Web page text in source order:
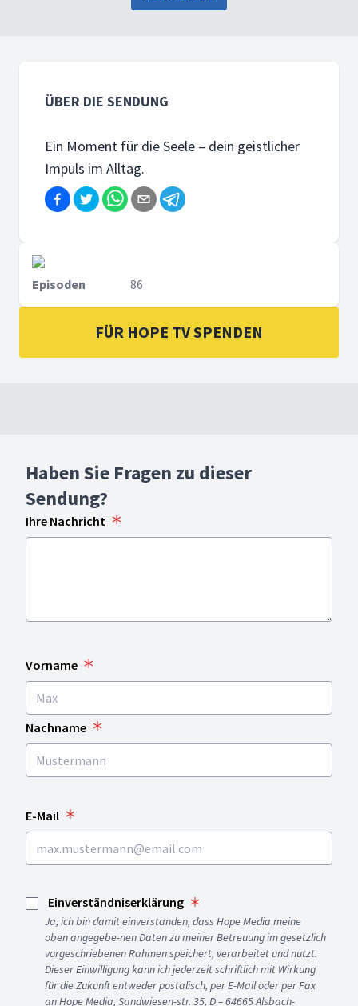
ÜBER DIE SENDUNG
Ein Moment für die Seele – dein geistlicher
Impuls im Alltag.
Episoden 86
FÜR HOPE TV SPENDEN
Haben Sie Fragen zu dieser
Sendung?
Ihre Nachricht
Vorname
Nachname
E-Mail
Einverständniserklärung
Ja, ich bin damit einverstanden, dass Hope Media meine
oben angegebe-nen Daten zu meiner Betreuung im gesetzlich
vorgeschriebenen Rahmen speichert, verarbeitet und nutzt.
Dieser Einwilligung kann ich jederzeit schriftlich mit Wirkung
für die Zukunft entweder postalisch, per E-Mail oder per Fax
an Hope Media, Sandwiesen-str. 35, D – 64665 Alsbach-